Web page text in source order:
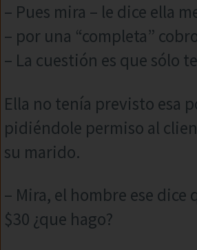
– Pues mira – le dice ella
– por una “completa”
– La cuestión es que sólo
Ella no tenía previsto esa
pidiéndole permiso al
su marido.
– Mira, el hombre ese dice
$30 ¿que hago?